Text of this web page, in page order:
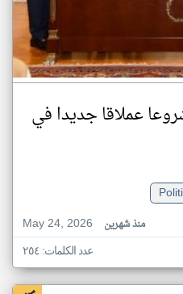
عملاقا جديدا في
May 24, 2026
منذ شهرين
عدد الكلمات: ٢٥٤